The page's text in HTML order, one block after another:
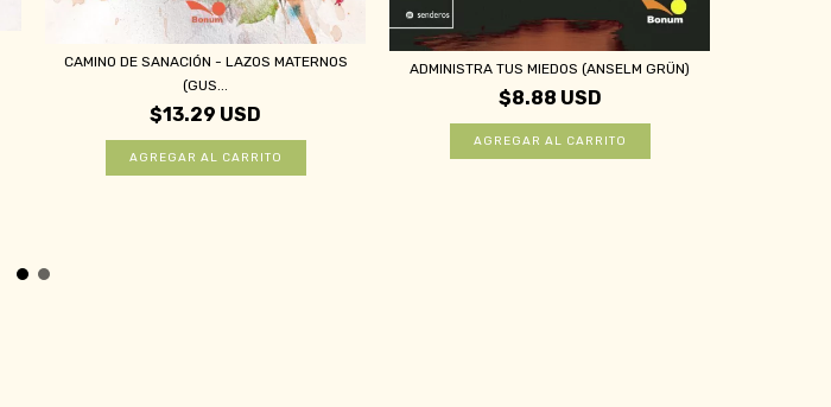
CAMINO DE SANACIÓN - LAZOS MATERNOS
(GUS...
$13.29 USD
ADMINISTRA TUS MIEDOS (ANSELM GRÜN)
$8.88 USD